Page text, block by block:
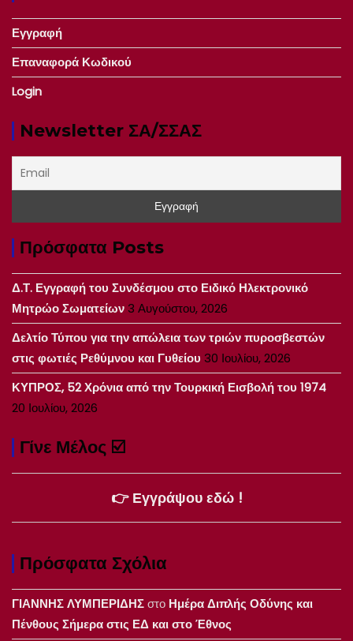
Εγγραφή
Επαναφορά Κωδικού
Login
Newsletter ΣΑ/ΣΣΑΣ
Πρόσφατα Posts
Δ.Τ. Εγγραφή του Συνδέσμου στο Ειδικό Ηλεκτρονικό
Μητρώο Σωματείων3 Αυγούστου, 2026
Δελτίο Τύπου για την απώλεια των τριών πυροσβεστών
στις φωτιές Ρεθύμνου και Γυθείου 30 Ιουλίου, 2026
ΚΥΠΡΟΣ, 52 Χρόνια από την Τουρκική Εισβολή του 1974
20 Ιουλίου, 2026
Γίνε Μέλος ☑️
👉 Εγγράψου εδώ !
Πρόσφατα Σχόλια
ΓΙΑΝΝΗΣ ΛΥΜΠΕΡΙΔΗΣστο Ημέρα Διπλής Οδύνης και
Πένθους Σήμερα στις ΕΔ και στο Έθνος